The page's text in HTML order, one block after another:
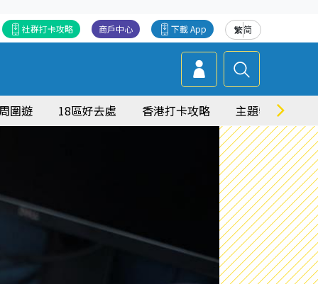
繁简
下載 App
商戶中心
社群打卡攻略
圍遊 18區好去處 香港打卡攻略 主題特集